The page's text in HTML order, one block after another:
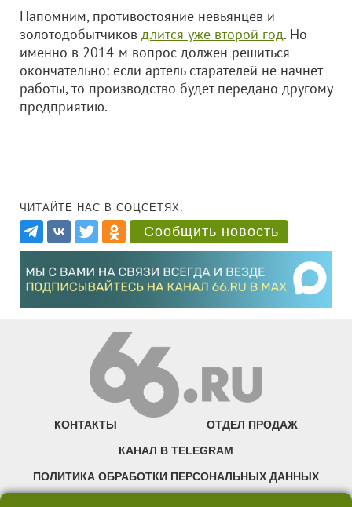
Напомним, противостояние невьянцев и
золотодобытчиков длится уже второй год. Но
именно в 2014-м вопрос должен решиться
окончательно: если артель старателей не начнет
работы, то производство будет передано другому
предприятию.
ЧИТАЙТЕ НАС В СОЦСЕТЯХ:
Сообщить новость
КОНТАКТЫ ОТДЕЛ ПРОДАЖ
КАНАЛ В TELEGRAM
ПОЛИТИКА ОБРАБОТКИ ПЕРСОНАЛЬНЫХ ДАННЫХ